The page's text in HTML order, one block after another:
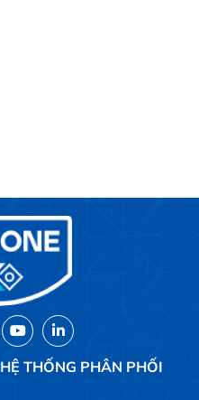
HỆ THỐNG PHÂN PHỐI